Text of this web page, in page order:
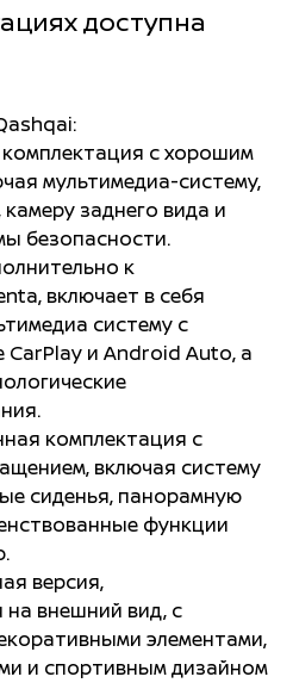
доступна
комплектация с хорошим
мультимедиа-систему,
заднего вида и
безопасности.
к
включает в себя
систему с
и Android Auto, а
комплектация с
включая систему
сиденья, панорамную
функции
версия,
внешний вид, с
элементами,
и спортивным дизайном